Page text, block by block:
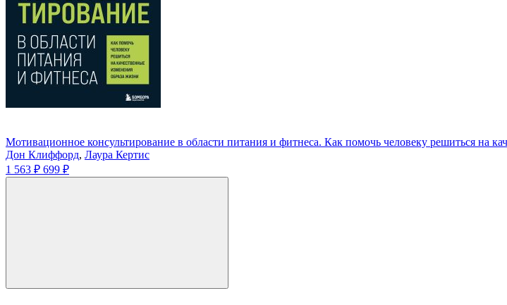
Мотивационное консультирование в области питания и фитнеса. Как помочь человеку решиться на
Дон Клиффорд, Лаура Кертис
1 563 ₽ 699 ₽